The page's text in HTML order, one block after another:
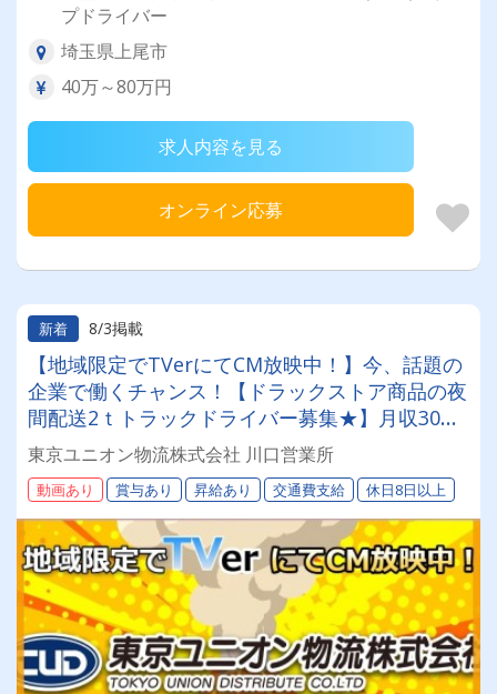
プドライバー
埼玉県上尾市
40万～80万円
求人内容を見る
オンライン応募
新着 8/3掲載
【地域限定でTVerにてCM放映中！】今、話題の
企業で働くチャンス！【ドラックストア商品の夜
間配送2ｔトラックドライバー募集★】月収30万
～36万円◎賞与年2回／昇給有／福利厚生充実／
仕事量安定／未経験歓迎◎【年間休日113日以
上】連休もあり◎プライベート充実可◎「安心・
安全」で働く。東京ユニオン物流でドライバーラ
イフを送りませんか？
東京ユニオン物流株式会社 川口営業所
動画あり 賞与あり 昇給あり 交通費支給 休日8日以上